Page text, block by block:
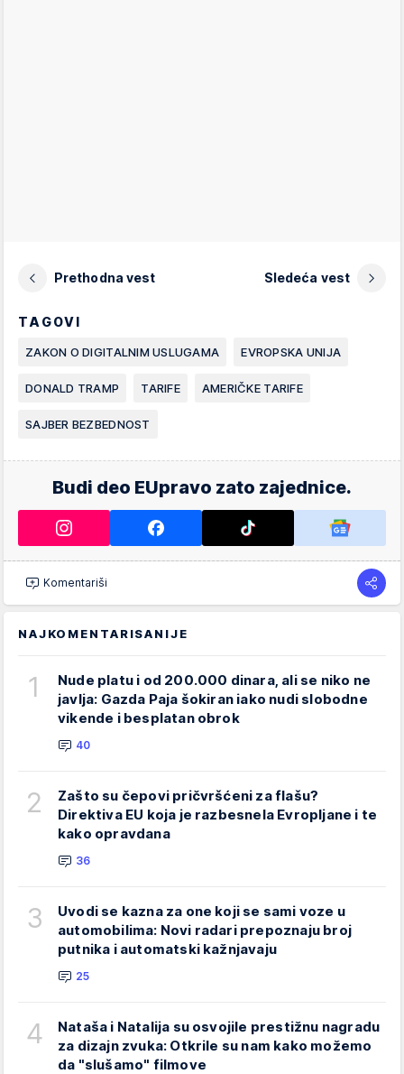
Prethodna vest Sledeća vest
TAGOVI
ZAKON O DIGITALNIM USLUGAMA EVROPSKA UNIJA
DONALD TRAMP TARIFE AMERIČKE TARIFE
SAJBER BEZBEDNOST
Budi deo EUpravo zato zajednice.
Komentariši
NAJKOMENTARISANIJE
1
Nude platu i od 200.000 dinara, ali se niko ne
javlja: Gazda Paja šokiran iako nudi slobodne
vikende i besplatan obrok
40
2
Zašto su čepovi pričvršćeni za flašu?
Direktiva EU koja je razbesnela Evropljane i te
kako opravdana
36
3
Uvodi se kazna za one koji se sami voze u
automobilima: Novi radari prepoznaju broj
putnika i automatski kažnjavaju
25
4
Nataša i Natalija su osvojile prestižnu nagradu
za dizajn zvuka: Otkrile su nam kako možemo
da "slušamo" filmove